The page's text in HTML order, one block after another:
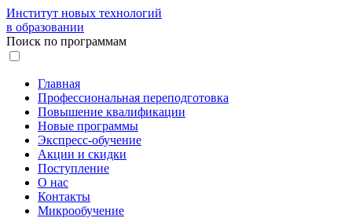
Институт новых технологий
в образовании
Поиск по программам
Главная
Профессиональная переподготовка
Повышение квалификации
Новые программы
Экспресс-обучение
Акции и скидки
Поступление
О нас
Контакты
Микрообучение